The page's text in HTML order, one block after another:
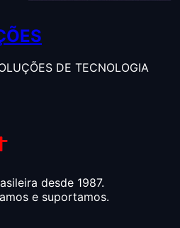
DE TECNOLOGIA
desde 1987.
e suportamos.